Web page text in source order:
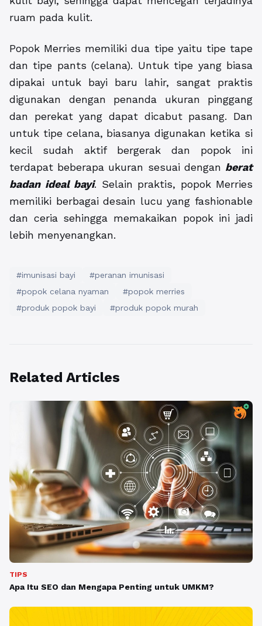
ruam pada kulit.
Popok Merries memiliki dua tipe yaitu tipe tape
dan tipe pants (celana). Untuk tipe yang biasa
dipakai untuk bayi baru lahir, sangat praktis
digunakan dengan penanda ukuran pinggang
dan perekat yang dapat dicabut pasang. Dan
untuk tipe celana, biasanya digunakan ketika si
kecil sudah aktif bergerak dan popok ini
terdapat beberapa ukuran sesuai dengan berat
badan ideal bayi. Selain praktis, popok Merries
memiliki berbagai desain lucu yang fashionable
dan ceria sehingga memakaikan popok ini jadi
lebih menyenangkan.
#imunisasi bayi
#peranan imunisasi
#popok celana nyaman
#popok merries
#produk popok bayi
#produk popok murah
Related Articles
TIPS
Apa Itu SEO dan Mengapa Penting untuk UMKM?